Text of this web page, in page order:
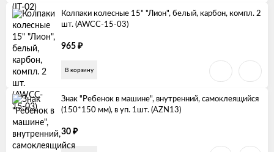
Колпаки колесные 15" "Лион", белый, карбон, компл. 2
шт. (AWCC-15-03)
965 ₽
В корзину
Знак "Ребенок в машине", внутренний, самоклеящийся
(150*150 мм), в уп. 1шт. (AZN13)
30 ₽